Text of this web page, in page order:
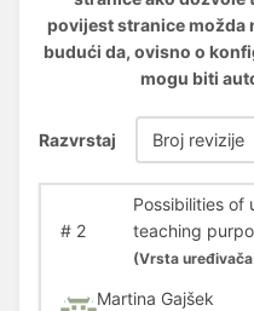
povijest stranice možda
budući da, ovisno o
mogu biti
Razvrstaj Broj revizije
#2
Possibilities of
teaching
(Vrsta
Martina Gajšek